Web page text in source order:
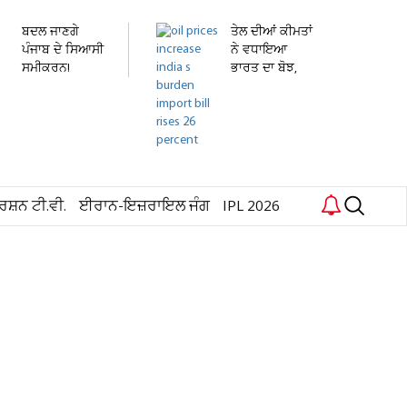
ਬਦਲ ਜਾਣਗੇ
ਪੰਜਾਬ ਦੇ ਸਿਆਸੀ
ਸਮੀਕਰਨ!
ਤੇਲ ਦੀਆਂ ਕੀਮਤਾਂ
ਨੇ ਵਧਾਇਆ
ਭਾਰਤ ਦਾ ਬੋਝ,
ਟੀ.ਵੀ. ਈਰਾਨ-ਇਜ਼ਰਾਇਲ ਜੰਗ IPL 2026